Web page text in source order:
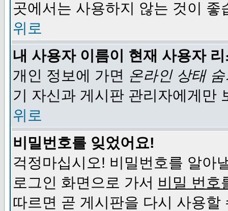
곳에서는 사용하지 않는 것이 좋
위로
내 사용자 이름이 현재 사용자
개인 정보에 가면 온라인 상태
기 자신과 게시판 관리자에게만
위로
비밀번호를 잊었어요!
걱정마십시오! 비밀번호를 알아
로그인 화면으로 가서 비밀 번호
따르면 곧 게시판을 다시 사용할